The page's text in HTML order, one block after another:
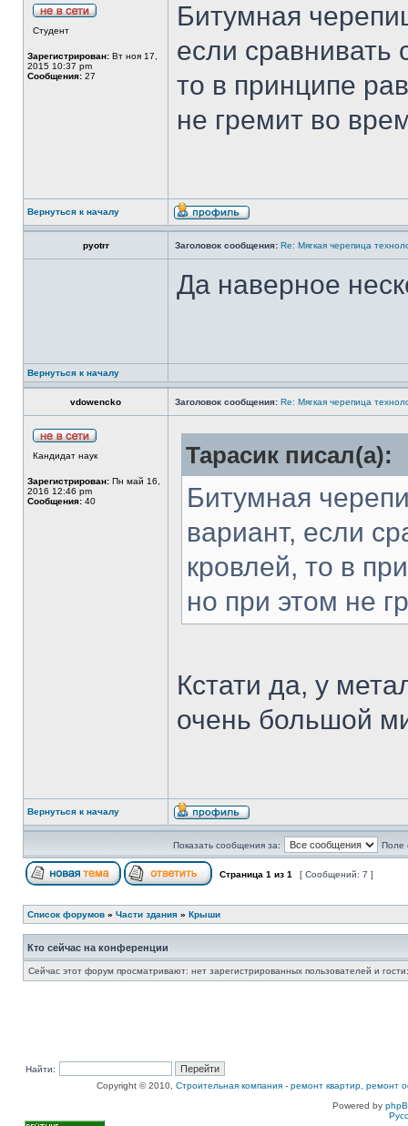
Студент
Зарегистрирован: Вт ноя 17,
2015 10:37 pm
Сообщения: 27
Битумная
если сравнивать
то в принципе
не гремит во
Вернуться к началу
pyotrr Заголовок сообщения: Re: Mягкая черепица
Да наверное
Вернуться к началу
vdowencko Заголовок сообщения: Re: Mягкая черепица
Кандидат наук
Зарегистрирован: Пн май 16,
2016 12:46 pm
Сообщения: 40
Тарасик писал(а):
Битумная
вариант, если
кровлей, то в
но при этом не
Кстати да, у
очень большой
Вернуться к началу
Показать сообщения за: Поле
Страница 1 из 1 [ Сообщений: 7 ]
Список форумов » Части здания » Крыши
Кто сейчас на конференции
Сейчас этот форум просматривают: нет зарегистрированных пользователей и
Найти:
Copyright © 2010, Строительная компания - ремонт квартир, ремонт
Powered by